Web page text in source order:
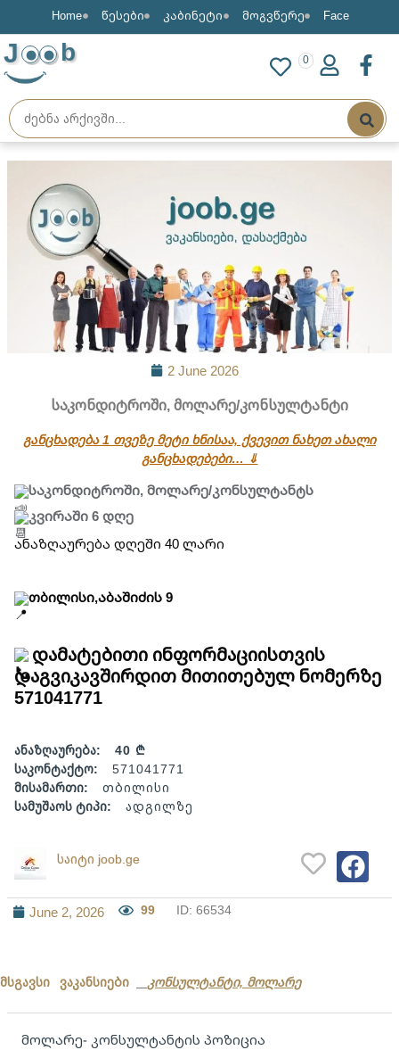
Home წესები კაბინეტი მოგვწერე Face
J b 0
2 June 2026
საკონდიტროში, მოლარე/კონსულტანტი
განცხადება 1 თვეზე მეტი ხნისაა, ქვევით ნახეთ ახალი
განცხადებები… ⇓
ᲡᲐᲙᲝᲜᲓᲘᲢᲠᲝᲨᲘ, ᲛᲝᲚᲐᲠᲔ/ᲙᲝᲜᲡᲣᲚᲢᲐᲜᲢᲡ
ᲙᲕᲘᲠᲐᲨᲘ 6 ᲓᲦᲔ
ანაზღაურება დღეში 40 ლარი
თბილისი,აბაშიძის 9
დამატებითი ინფორმაციისთვის
დაგვიკავშირდით მითითებულ ნომერზე
571041771
ანაზღაურება:
40 ₾
საკონტაქტო:
571041771
მისამართი:
თბილისი
სამუშაოს ტიპი:
ადგილზე
საიტი joob.ge
June 2, 2026 99 ID: 66534
მსგავსი ვაკანსიები კონსულტანტი, მოლარე
მოლარე- კონსულტანტის პოზიცია